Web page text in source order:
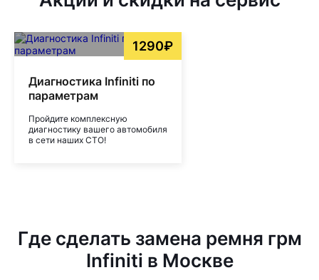
1290₽
Диагностика Infiniti по
параметрам
Пройдите комплексную
диагностику вашего автомобиля
в сети наших СТО!
Где сделать замена ремня грм
Infiniti в Москве